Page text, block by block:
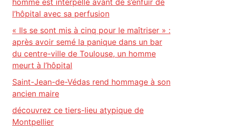
homme est interpellé avant de s’enfuir de
l’hôpital avec sa perfusion
« Ils se sont mis à cinq pour le maîtriser » :
après avoir semé la panique dans un bar
du centre-ville de Toulouse, un homme
meurt à l’hôpital
Saint-Jean-de-Védas rend hommage à son
ancien maire
découvrez ce tiers-lieu atypique de
Montpellier